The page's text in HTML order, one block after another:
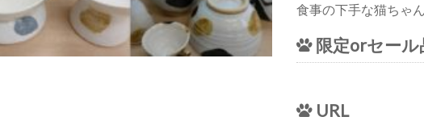
食事の下手な猫ちゃ
限定orセール
URL